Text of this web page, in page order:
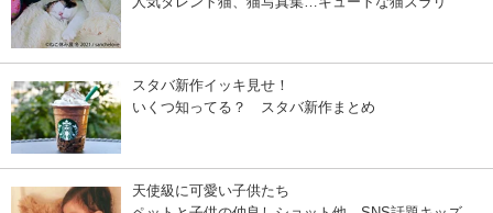
スタバ新作イッキ見せ！
いくつ知ってる？ スタバ新作まとめ
天使級に可愛い子供たち